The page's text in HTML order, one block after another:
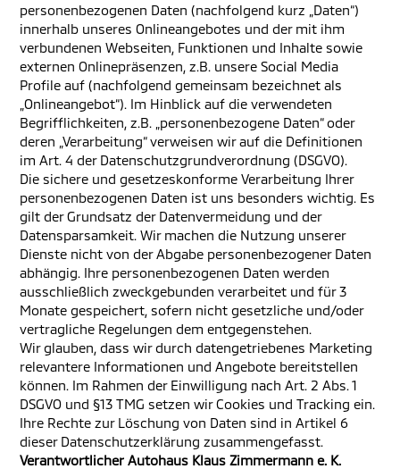
personenbezogenen Daten (nachfolgend kurz „Daten“)
innerhalb unseres Onlineangebotes und der mit ihm
verbundenen Webseiten, Funktionen und Inhalte sowie
externen Onlinepräsenzen, z.B. unsere Social Media
Profile auf (nachfolgend gemeinsam bezeichnet als
„Onlineangebot“). Im Hinblick auf die verwendeten
Begrifflichkeiten, z.B. „personenbezogene Daten“ oder
deren „Verarbeitung“ verweisen wir auf die Definitionen
im Art. 4 der Datenschutzgrundverordnung (DSGVO).
Die sichere und gesetzeskonforme Verarbeitung Ihrer
personenbezogenen Daten ist uns besonders wichtig. Es
gilt der Grundsatz der Datenvermeidung und der
Datensparsamkeit. Wir machen die Nutzung unserer
Dienste nicht von der Abgabe personenbezogener Daten
abhängig. Ihre personenbezogenen Daten werden
ausschließlich zweckgebunden verarbeitet und für 3
Monate gespeichert, sofern nicht gesetzliche und/oder
vertragliche Regelungen dem entgegenstehen.
Wir glauben, dass wir durch datengetriebenes Marketing
relevantere Informationen und Angebote bereitstellen
können. Im Rahmen der Einwilligung nach Art. 2 Abs. 1
DSGVO und §13 TMG setzen wir Cookies und Tracking ein.
Ihre Rechte zur Löschung von Daten sind in Artikel 6
dieser Datenschutzerklärung zusammengefasst.
Verantwortlicher Autohaus Klaus Zimmermann e. K.